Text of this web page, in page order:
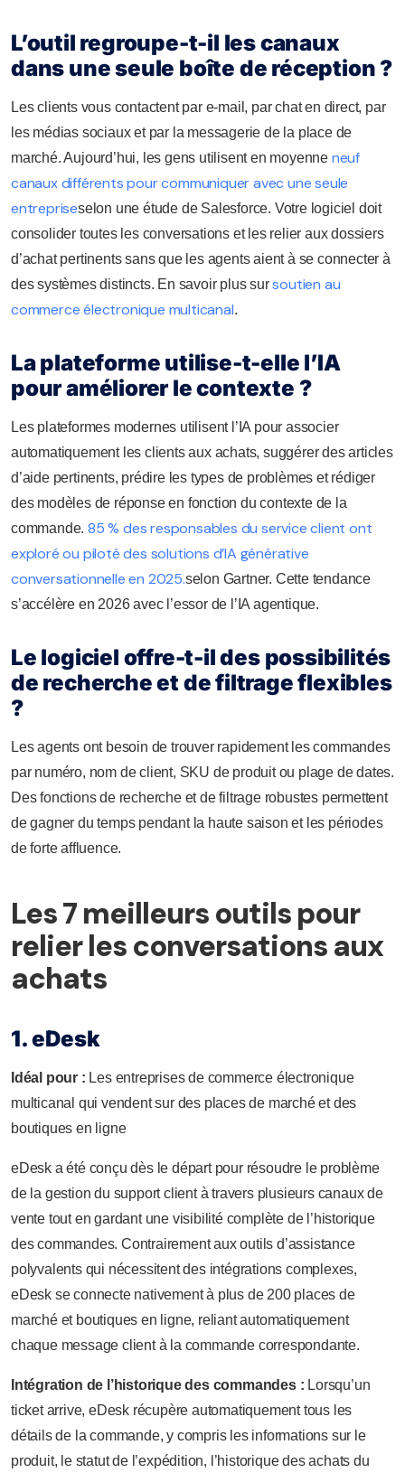
L’outil regroupe-t-il les canaux
dans une seule boîte de réception ?
Les clients vous contactent par e-mail, par chat en direct, par
les médias sociaux et par la messagerie de la place de
marché. Aujourd’hui, les gens utilisent en moyenne neuf
canaux différents pour communiquer avec une seule
entrepriseselon une étude de Salesforce. Votre logiciel doit
consolider toutes les conversations et les relier aux dossiers
d’achat pertinents sans que les agents aient à se connecter à
des systèmes distincts. En savoir plus sur soutien au
commerce électronique multicanal.
La plateforme utilise-t-elle l’IA
pour améliorer le contexte ?
Les plateformes modernes utilisent l’IA pour associer
automatiquement les clients aux achats, suggérer des articles
d’aide pertinents, prédire les types de problèmes et rédiger
des modèles de réponse en fonction du contexte de la
commande. 85 % des responsables du service client ont
exploré ou piloté des solutions d’IA générative
conversationnelle en 2025.selon Gartner. Cette tendance
s’accélère en 2026 avec l’essor de l’IA agentique.
Le logiciel offre-t-il des possibilités
de recherche et de filtrage flexibles
?
Les agents ont besoin de trouver rapidement les commandes
par numéro, nom de client, SKU de produit ou plage de dates.
Des fonctions de recherche et de filtrage robustes permettent
de gagner du temps pendant la haute saison et les périodes
de forte affluence.
Les 7 meilleurs outils pour
relier les conversations aux
achats
1. eDesk
Idéal pour : Les entreprises de commerce électronique
multicanal qui vendent sur des places de marché et des
boutiques en ligne
eDesk a été conçu dès le départ pour résoudre le problème
de la gestion du support client à travers plusieurs canaux de
vente tout en gardant une visibilité complète de l’historique
des commandes. Contrairement aux outils d’assistance
polyvalents qui nécessitent des intégrations complexes,
eDesk se connecte nativement à plus de 200 places de
marché et boutiques en ligne, reliant automatiquement
chaque message client à la commande correspondante.
Intégration de l’historique des commandes : Lorsqu’un
ticket arrive, eDesk récupère automatiquement tous les
détails de la commande, y compris les informations sur le
produit, le statut de l’expédition, l’historique des achats du